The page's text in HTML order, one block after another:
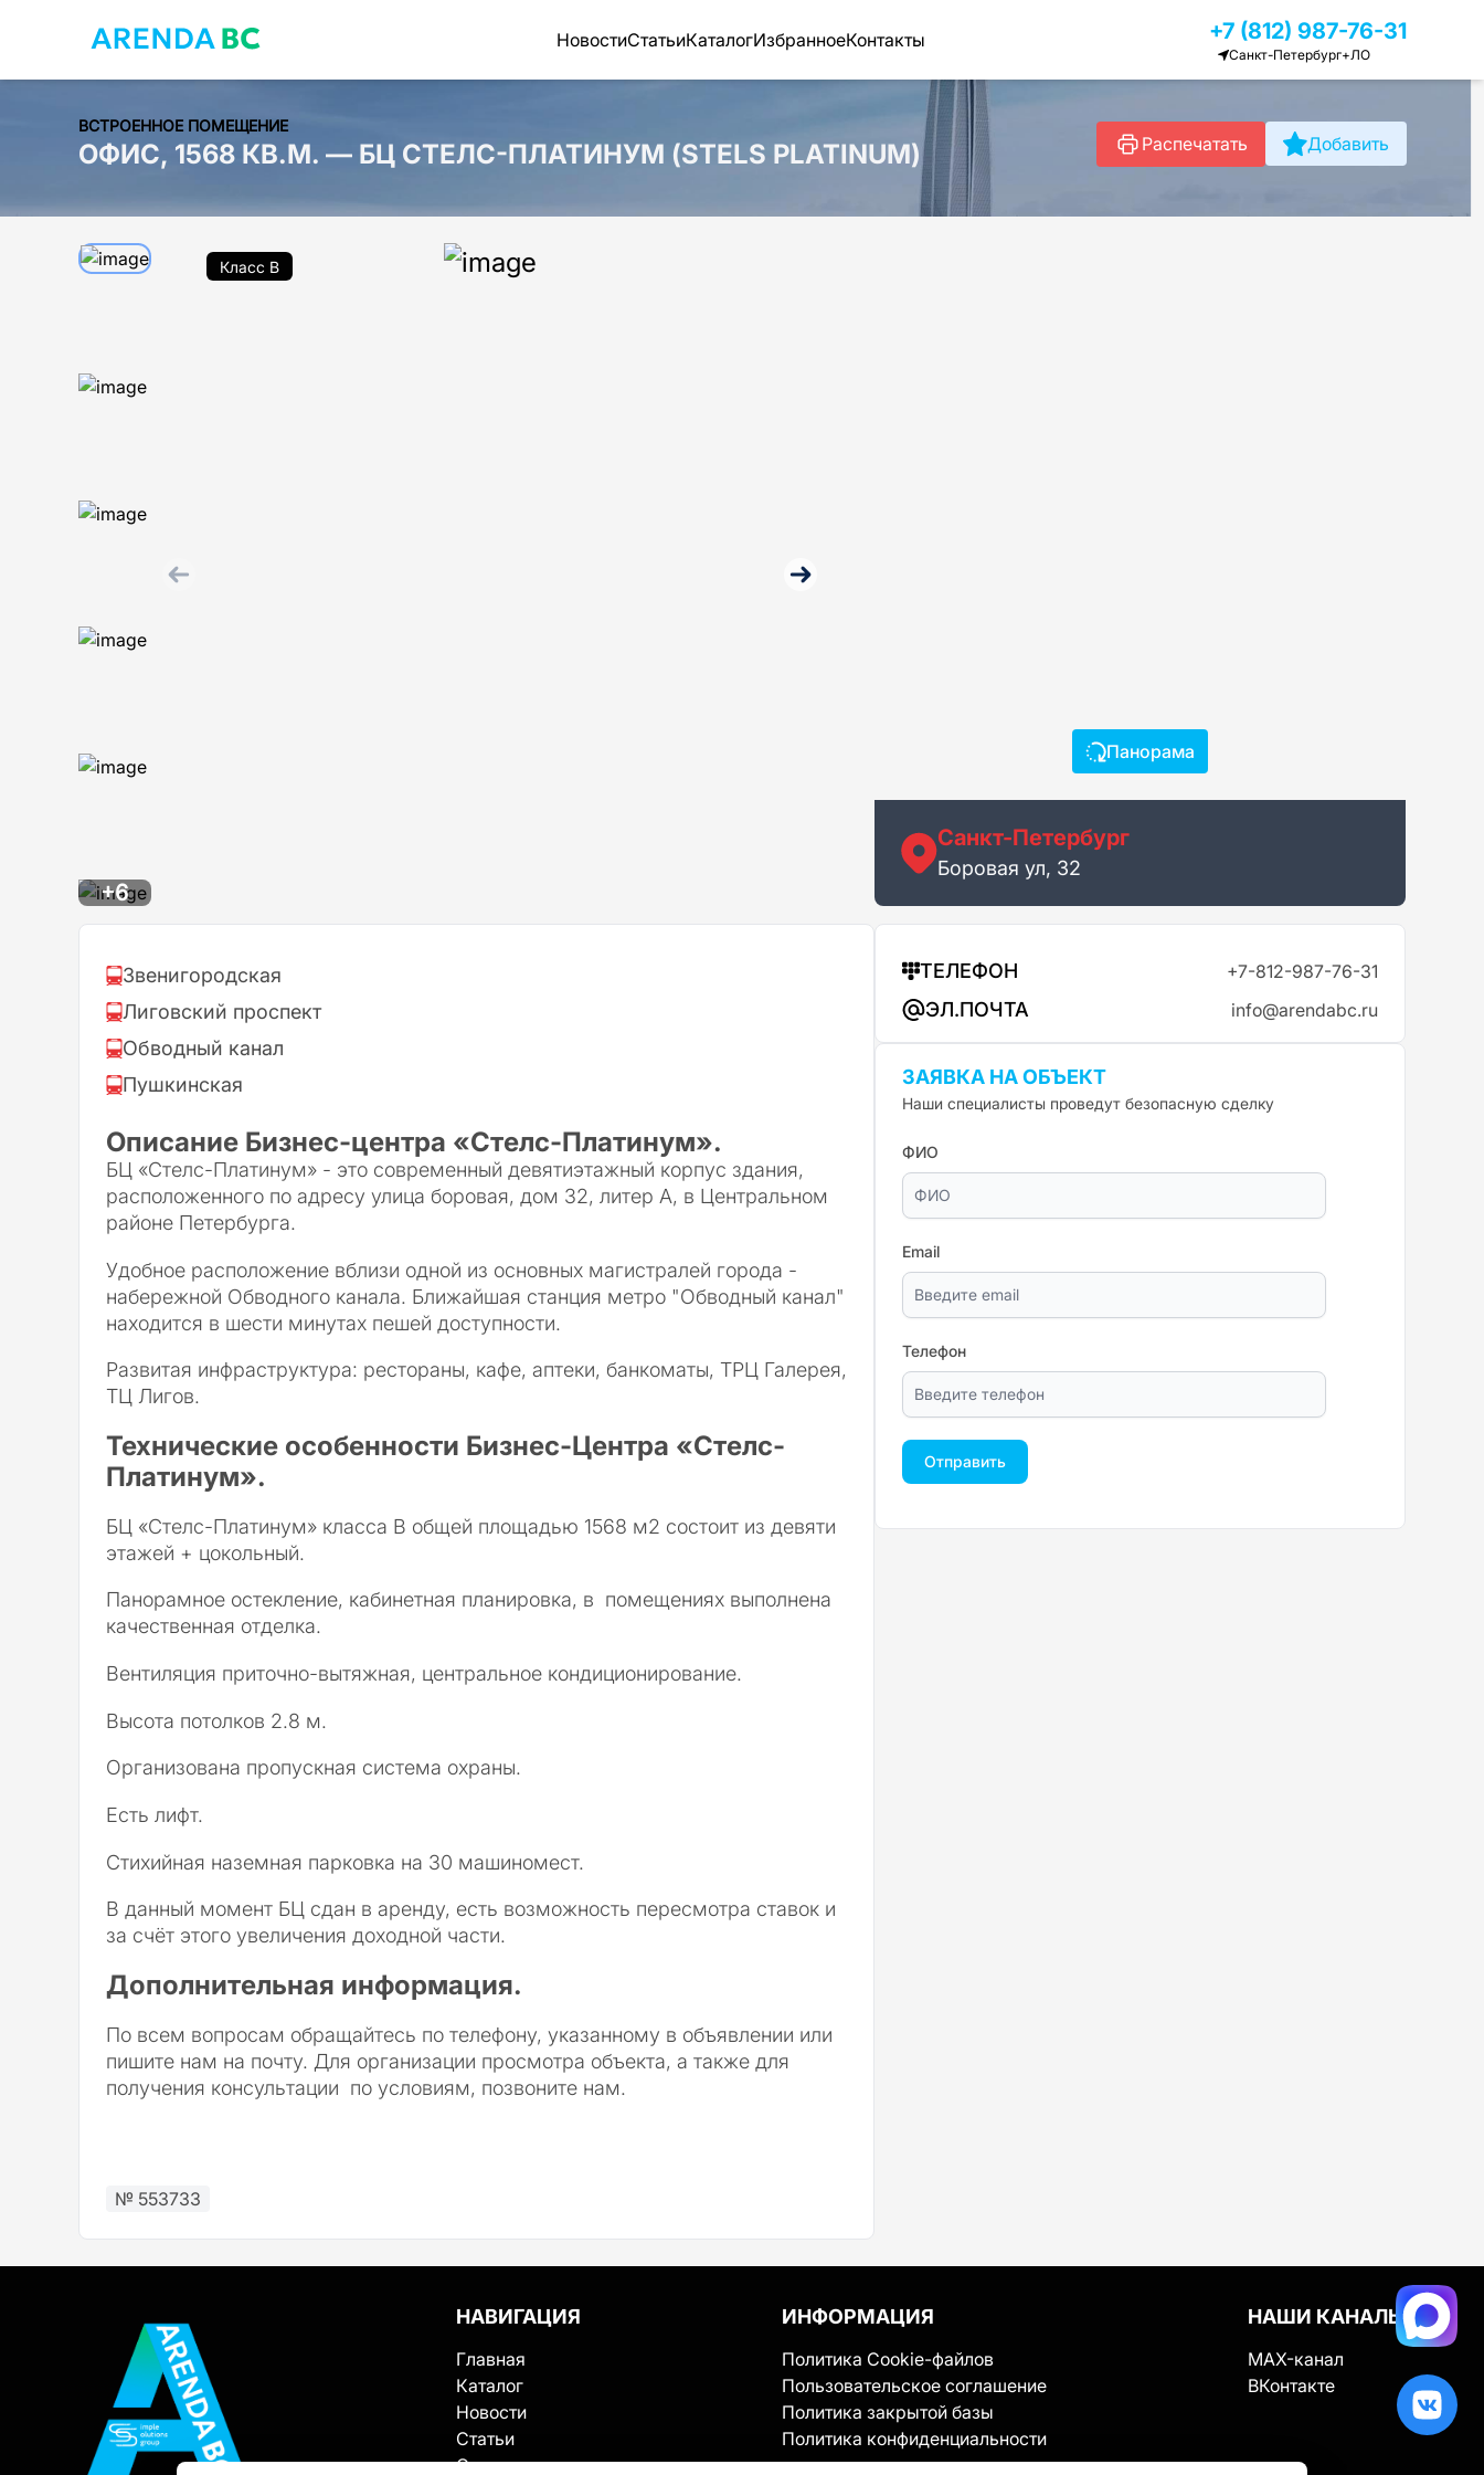
НовостиСтатьиКаталогИзбранноеКонтакты +7 (812) 987-76-31
Санкт-Петербург+ЛО
ВСТРОЕННОЕ ПОМЕЩЕНИЕ
ОФИС, 1568 КВ.М. — БЦ СТЕЛС-ПЛАТИНУМ (STELS PLATINUM) Распечатать Добавить
Класс B
+6
Звенигородская
Лиговский проспект
Обводный канал
Пушкинская
Описание Бизнес-центра «Стелс-Платинум».
БЦ «Стелс-Платинум» - это современный девятиэтажный корпус здания,
расположенного по адресу улица боровая, дом 32, литер А, в Центральном
районе Петербурга.
Удобное расположение вблизи одной из основных магистралей города -
набережной Обводного канала. Ближайшая станция метро "Обводный канал"
находится в шести минутах пешей доступности.
Развитая инфраструктура: рестораны, кафе, аптеки, банкоматы, ТРЦ Галерея,
ТЦ Лигов.
Технические особенности Бизнес-Центра «Стелс-
Платинум».
БЦ «Стелс-Платинум» класса В общей площадью 1568 м2 состоит из девяти
этажей + цокольный.
Панорамное остекление, кабинетная планировка, в помещениях выполнена
качественная отделка.
Вентиляция приточно-вытяжная, центральное кондиционирование.
Высота потолков 2.8 м.
Организована пропускная система охраны.
Есть лифт.
Стихийная наземная парковка на 30 машиномест.
В данный момент БЦ сдан в аренду, есть возможность пересмотра ставок и
за счёт этого увеличения доходной части.
Дополнительная информация.
По всем вопросам обращайтесь по телефону, указанному в объявлении или
пишите нам на почту. Для организации просмотра объекта, а также для
получения консультации по условиям, позвоните нам.
№ 553733
Панорама
Санкт-Петербург
Боровая ул, 32
ТЕЛЕФОН +7-812-987-76-31
ЭЛ.ПОЧТА info@arendabc.ru
ЗАЯВКА НА ОБЪЕКТ
Наши специалисты проведут безопасную сделку
ФИО
Email
Телефон
Отправить
НАВИГАЦИЯ
Главная
Каталог
Новости
Статьи
О сервисе
ИНФОРМАЦИЯ
Политика Cookie-файлов
Пользовательское соглашение
Политика закрытой базы
Политика конфиденциальности
НАШИ КАНАЛЫ
MAX-канал
ВКонтакте